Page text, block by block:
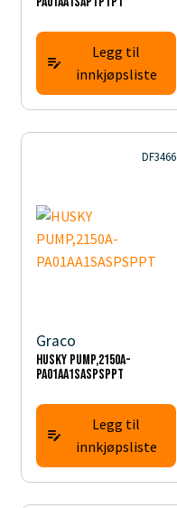
Legg til
innkjøpsliste
DF3466
Graco
HUSKY PUMP,2150A-
PA01AA1SASPSPPT
Legg til
innkjøpsliste